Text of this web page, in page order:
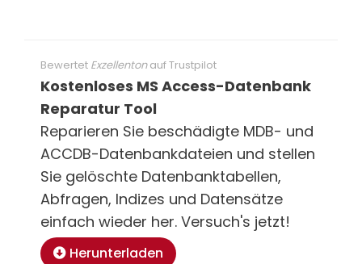
Bewertet ExzellentonaufTrustpilot
Kostenloses MS Access-Datenbank
Reparatur Tool
Reparieren Sie beschädigte MDB- und
ACCDB-Datenbankdateien und stellen
Sie gelöschte Datenbanktabellen,
Abfragen, Indizes und Datensätze
einfach wieder her. Versuch's jetzt!
Herunterladen